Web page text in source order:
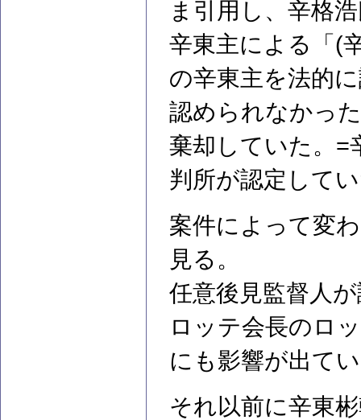
ま引用し、辛格
辛東主による「(
の辛東主を法的
認められなかっ
棄却していた。=
判所が認定して
案件によって変
見る。
任意後見監督人
ロッテ会長のロ
にも影響が出て
それ以前に辛東